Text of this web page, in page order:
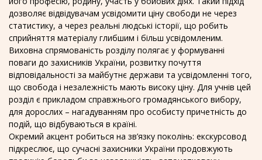
дозволяє відвідувачам усвідомити ціну свободи не через
статистику, а через реальні людські історії, що робить
сприйняття матеріалу глибшим і більш усвідомленим.
Виховна спрямованість розділу полягає у формуванні
поваги до захисників України, розвитку почуття
відповідальності за майбутнє держави та усвідомленні того,
що свобода і незалежність мають високу ціну. Для учнів цей
розділ є прикладом справжнього громадянського вибору,
для дорослих – нагадуванням про особисту причетність до
подій, що відбуваються в країні.
Окремий акцент робиться на зв’язку поколінь: екскурсовод
підкреслює, що сучасні захисники України продовжують